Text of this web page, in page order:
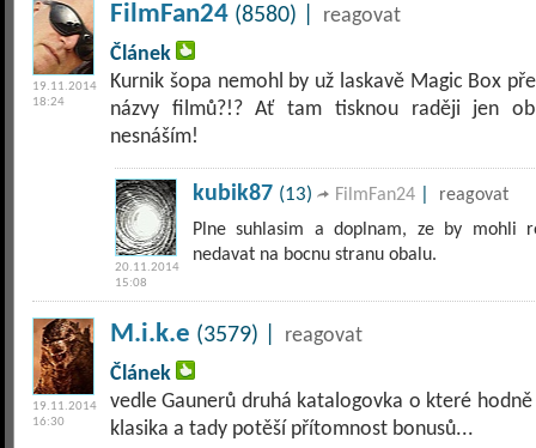
19.11.2014
18:24
FilmFan24 (8580) |
reagovat
Článek
Kurnik šopa nemohl by už laskavě Magic Box
názvy filmů?!? Ať tam tisknou raději jen
nesnáším!
20.11.2014
15:08
kubik87 (13) FilmFan24
reagovat
Plne suhlasim a doplnam, ze by mohli
nedavat na bocnu stranu obalu.
19.11.2014
16:30
M.i.k.e (3579) |
reagovat
Článek
vedle Gaunerů druhá katalogovka o které
klasika a tady potěší přítomnost bonusů...